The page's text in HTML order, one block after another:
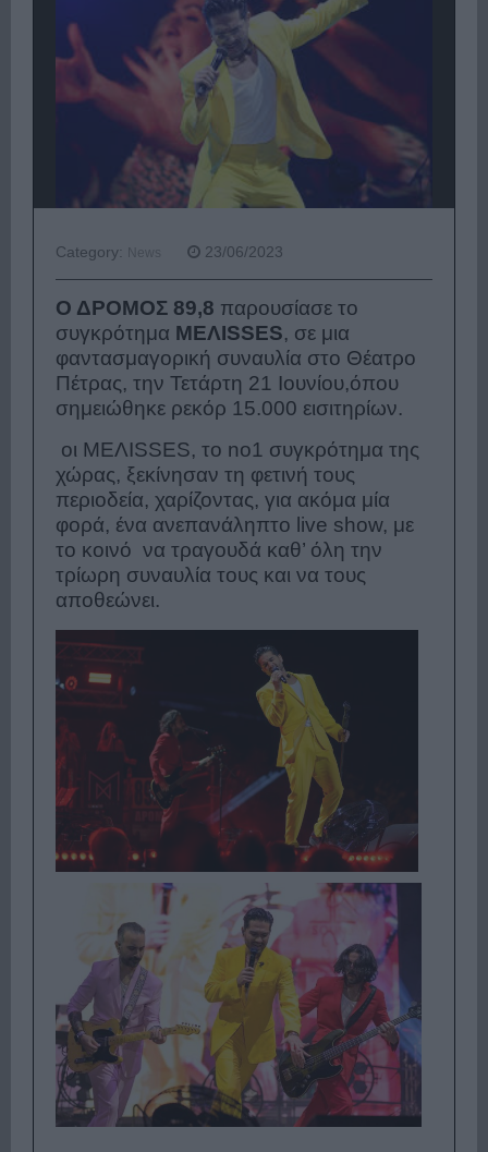
Category: News 23/06/2023
Ο ΔΡΟΜΟΣ 89,8 παρουσίασε το
συγκρότημα ΜΕΛISSES, σε μια
φαντασμαγορική συναυλία στο Θέατρο
Πέτρας, την Τετάρτη 21 Ιουνίου,όπου
σημειώθηκε ρεκόρ 15.000 εισιτηρίων.
οι ΜΕΛISSES, το no1 συγκρότημα της
χώρας, ξεκίνησαν τη φετινή τους
περιοδεία, χαρίζοντας, για ακόμα μία
φορά, ένα ανεπανάληπτο live show, με
το κοινό να τραγουδά καθ’ όλη την
τρίωρη συναυλία τους και να τους
αποθεώνει.